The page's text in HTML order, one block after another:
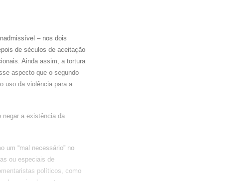
– nos dois
de séculos de aceitação
Ainda assim, a tortura
aspecto que o segundo
uso da violência para a
negar a existência da
um “mal necessário” no
ou especiais de
políticos, como